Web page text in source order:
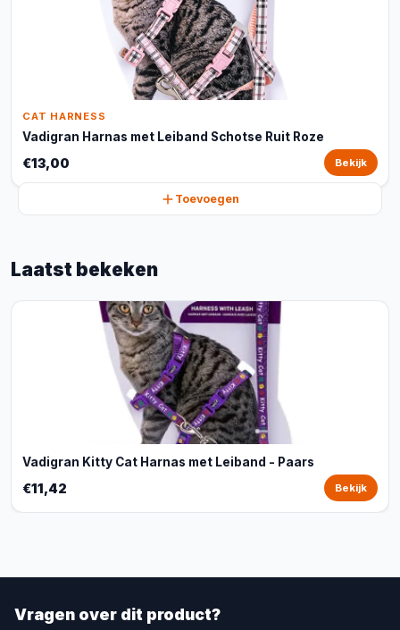
CAT HARNESS
Vadigran Harnas met Leiband Schotse Ruit Roze
€13,00 Bekijk
Toevoegen
Laatst bekeken
Vadigran Kitty Cat Harnas met Leiband - Paars
€11,42 Bekijk
Vragen over dit product?